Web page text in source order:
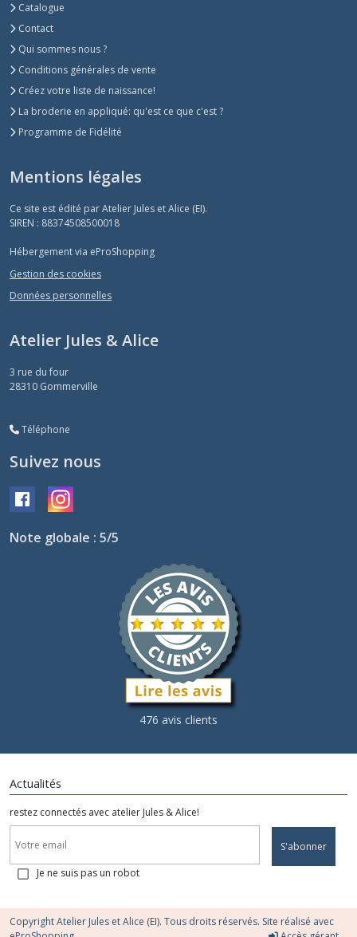
Catalogue
Contact
Qui sommes nous ?
Conditions générales de vente
Créez votre liste de naissance!
La broderie en appliqué: qu'est ce que c'est ?
Programme de Fidélité
Mentions légales
Ce site est édité par Atelier Jules et Alice (EI).
SIREN : 88374508500018
Hébergement via eProShopping
Gestion des cookies
Données personnelles
Atelier Jules & Alice
3 rue du four
28310 Gommerville
Téléphone
Suivez nous
Note globale : 5/5
476 avis clients
Actualités
restez connectés avec atelier Jules & Alice!
S'abonner
Je ne suis pas un robot
Copyright Atelier Jules et Alice (EI). Tous droits réservés. Site réalisé avec